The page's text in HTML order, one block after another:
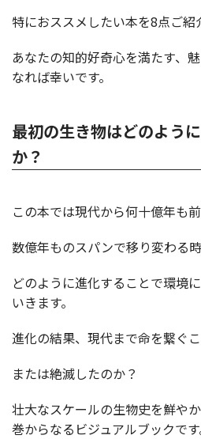
特におススメしたい本を8点ご紹
あなたの知的好奇心を満たす、
なれば幸いです。
最初の生き物はどのよう
か？
この本では現代から何十億年も
数億年ものスパンで移り変わる
どのように進化することで環境
いきます。
進化の結果、現代まで命を繋ぐ
または絶滅したのか？
壮大なスケールの生物史を鮮や
巻からなるビジュアルブックです